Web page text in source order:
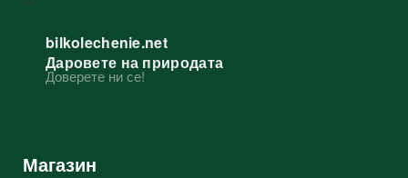
Магазин
bilkolechenie.net
Даровете на природата
Доверете ни се!